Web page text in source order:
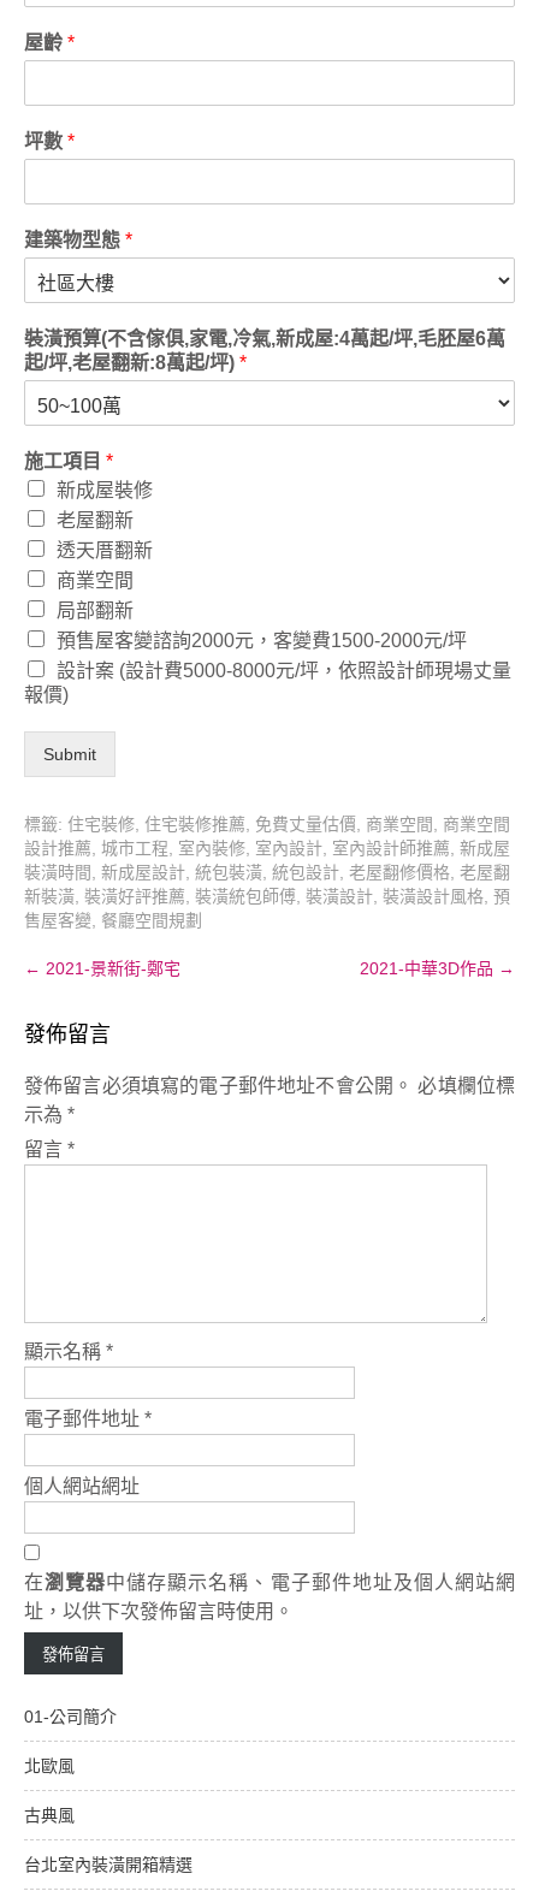
屋齡 *
坪數 *
建築物型態 *
裝潢預算(不含傢俱,家電,冷氣,新成屋:4萬起/坪,毛胚屋6萬
起/坪,老屋翻新:8萬起/坪) *
施工項目 *
新成屋裝修
老屋翻新
透天厝翻新
商業空間
局部翻新
預售屋客變諮詢2000元，客變費1500-2000元/坪
設計案 (設計費5000-8000元/坪，依照設計師現場丈量
報價)
Submit
標籤: 住宅裝修 住宅裝修推薦 免費丈量估價 商業空間
商業空間
設計推薦 城市工程 室內裝修 室內設計 室內設計師推薦 新成屋
裝潢時間
新成屋設計 統包裝潢 統包設計 老屋翻修價格 老屋翻
新裝潢 裝潢好評推薦 裝潢統包師傅 裝潢設計 裝潢設計風格 預
售屋客變
餐廳空間規劃
Post
← 2021-景新街-鄭宅 2021-中華3D作品 →
發佈留言
發佈留言必須填寫的電子郵件地址不會公開。 必填欄位標
示為 *
留言 *
顯示名稱 *
電子郵件地址 *
個人網站網址
在瀏覽器中儲存顯示名稱、電子郵件地址及個人網站網
址，以供下次發佈留言時使用。
01-公司簡介
北歐風
古典風
台北室內裝潢開箱精選